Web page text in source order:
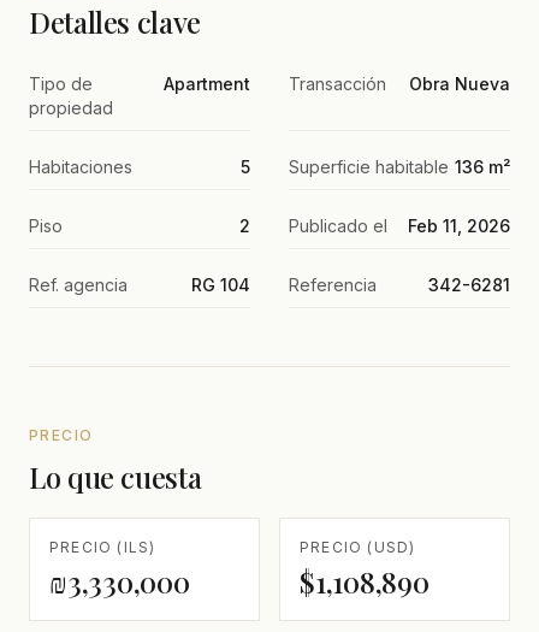
Detalles clave
Tipo de
propiedad
Apartment Transacción Obra Nueva
Habitaciones 5 Superficie habitable 136 m²
Piso 2 Publicado el Feb 11, 2026
Ref. agencia RG 104 Referencia 342-6281
PRECIO
Lo que cuesta
PRECIO (ILS)
₪3,330,000
PRECIO (USD)
$1,108,890